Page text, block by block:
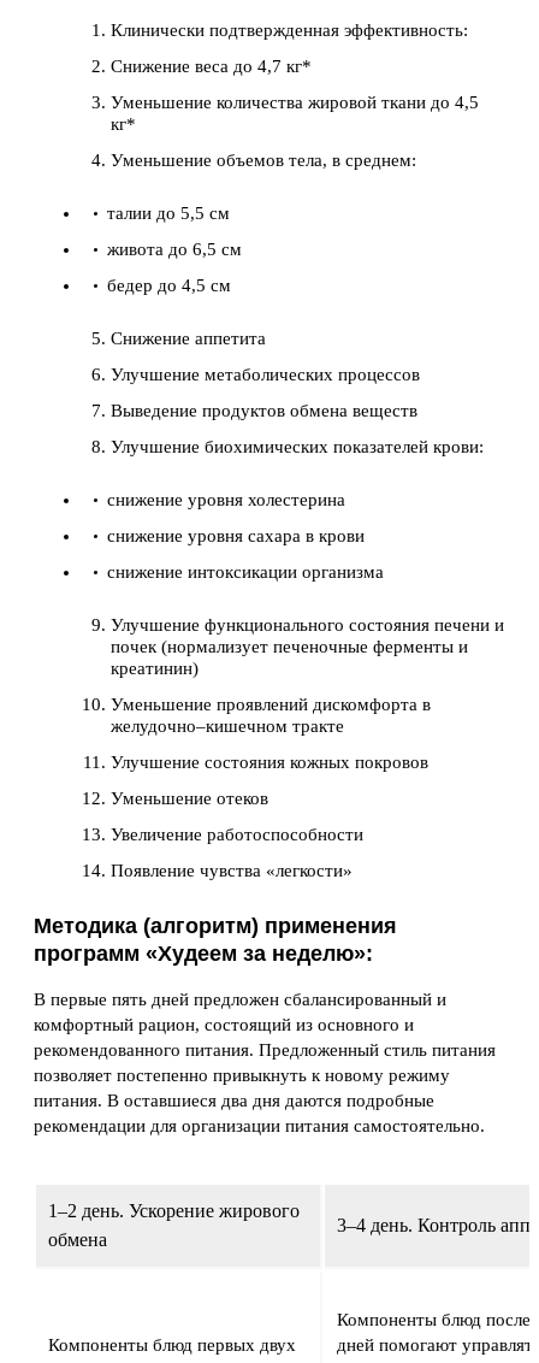
Клинически подтвержденная эффективность:
Снижение веса до 4,7 кг*
Уменьшение количества жировой ткани до 4,5
кг*
Уменьшение объемов тела, в среднем:
талии до 5,5 см
живота до 6,5 см
бедер до 4,5 см
Снижение аппетита
Улучшение метаболических процессов
Выведение продуктов обмена веществ
Улучшение биохимических показателей крови:
снижение уровня холестерина
снижение уровня сахара в крови
снижение интоксикации организма
Улучшение функционального состояния печени и
почек (нормализует печеночные ферменты и
креатинин)
Уменьшение проявлений дискомфорта в
желудочно–кишечном тракте
Улучшение состояния кожных покровов
Уменьшение отеков
Увеличение работоспособности
Появление чувства «легкости»
Методика (алгоритм) применения
программ «Худеем за неделю»:
В первые пять дней предложен сбалансированный и
комфортный рацион, состоящий из основного и
рекомендованного питания. Предложенный стиль питания
позволяет постепенно привыкнуть к новому режиму
питания. В оставшиеся два дня даются подробные
рекомендации для организации питания самостоятельно.
1–2 день. Ускорение жирового
обмена
3–4 день. Контроль
Компоненты блюд первых двух
Компоненты блюд
дней помогают